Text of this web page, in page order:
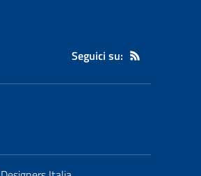
Seguici su: